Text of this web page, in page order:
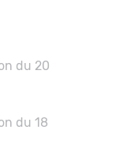
du 20
du 18